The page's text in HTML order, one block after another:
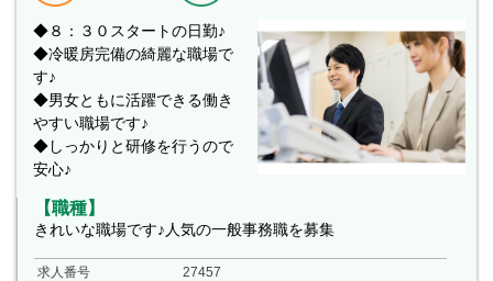
◆８：３０スタートの日勤♪
◆冷暖房完備の綺麗な職場で
す♪
◆男女ともに活躍できる働き
やすい職場です♪
◆しっかりと研修を行うので
安心♪
【職種】
きれいな職場です♪人気の一般事務職を募集
求人番号
27457